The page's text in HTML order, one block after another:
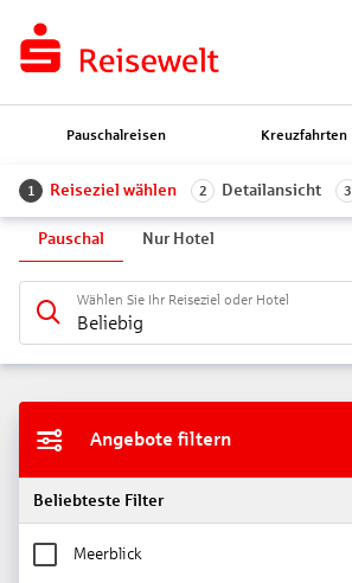
Pauschalreisen Kreuzfahrten
1 Reiseziel wählen 2 Detailansicht 3
Pauschal Nur Hotel
Wählen Sie Ihr Reiseziel oder Hotel
Beliebig
Angebote filtern
Beliebteste Filter
Meerblick